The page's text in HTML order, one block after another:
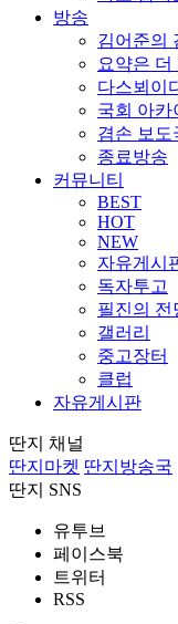
방송
김어준의
요약은
다스뵈이
국회 아카
겸손 보도
종료방송
커뮤니티
BEST
HOT
NEW
자유게시
독자투고
필진의 전
갤러리
중고장터
클럽
자유게시판
딴지 채널
딴지마켓 딴지방송국
딴지 SNS
유투브
페이스북
트위터
RSS